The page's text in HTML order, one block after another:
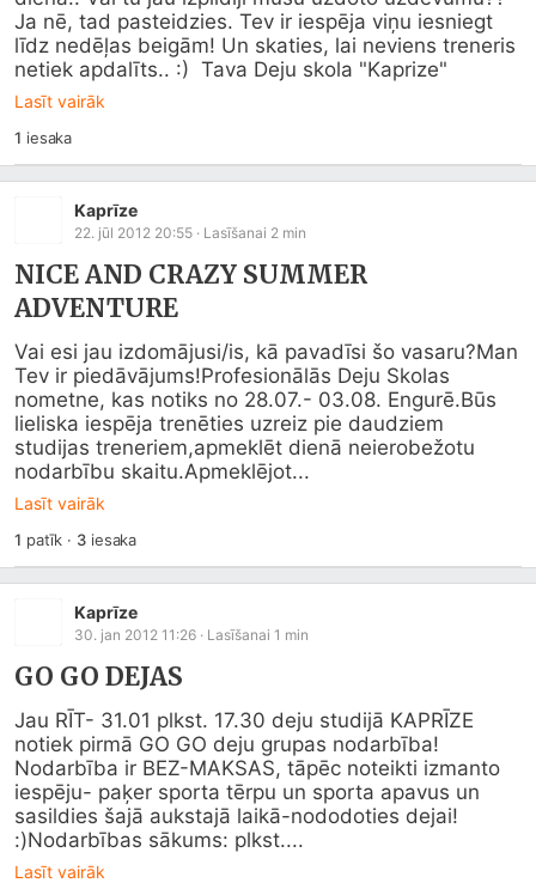
Ja nē, tad pasteidzies. Tev ir iespēja viņu iesniegt
līdz nedēļas beigām! Un skaties, lai neviens treneris
netiek apdalīts.. :)  Tava Deju skola "Kaprize"
Lasīt vairāk
1 iesaka
Kaprīze
22. jūl 2012 20:55 · Lasīšanai 2 min
NICE AND CRAZY SUMMER
ADVENTURE
Vai esi jau izdomājusi/is, kā pavadīsi šo vasaru?Man
Tev ir piedāvājums!Profesionālās Deju Skolas
nometne, kas notiks no 28.07.- 03.08. Engurē.Būs
lieliska iespēja trenēties uzreiz pie daudziem
studijas treneriem,apmeklēt dienā neierobežotu
nodarbību skaitu.Apmeklējot...
Lasīt vairāk
1 patīk · 3iesaka
Kaprīze
30. jan 2012 11:26 · Lasīšanai 1 min
GO GO DEJAS
Jau RĪT- 31.01 plkst. 17.30 deju studijā KAPRĪZE
notiek pirmā GO GO deju grupas nodarbība!
Nodarbība ir BEZ-MAKSAS, tāpēc noteikti izmanto
iespēju- paķer sporta tērpu un sporta apavus un
sasildies šajā aukstajā laikā-nododoties dejai!
:)Nodarbības sākums: plkst....
Lasīt vairāk